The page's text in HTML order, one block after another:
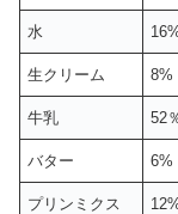
水
生クリーム 8%
牛乳 52
バター 6%
プリンミクス